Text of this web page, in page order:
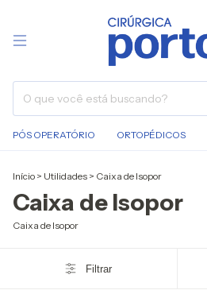
PÓS OPERATÓRIO ORTOPÉDICOS
Início > Utilidades > Caixa de Isopor
Caixa de Isopor
Caixa de Isopor
Filtrar